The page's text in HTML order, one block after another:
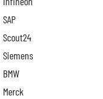
SAP
Scout24
Siemens
BMW
Merck